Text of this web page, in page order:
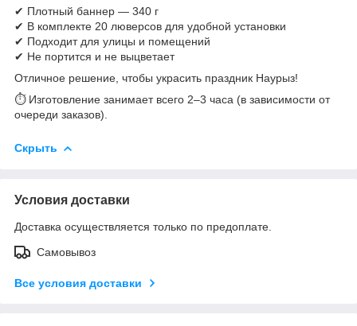
✔ Плотный баннер — 340 г
✔ В комплекте 20 люверсов для удобной установки
✔ Подходит для улицы и помещений
✔ Не портится и не выцветает
Отличное решение, чтобы украсить праздник Наурыз!
⏱ Изготовление занимает всего 2–3 часа (в зависимости от
очереди заказов).
Скрыть
Условия доставки
Доставка осуществляется только по предоплате.
Самовывоз
Все условия доставки